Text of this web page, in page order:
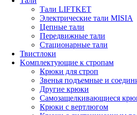
Тали LIFTKET
Электрические тали MISIA
Цепные тали
Передвижные тали
Стационарные тали
Твистлоки
Kомплектующие к стропам
Крюки для строп
Звенья подъемные и
Другие крюки
Самозащелкивающиеся
Крюки с вертлюгом